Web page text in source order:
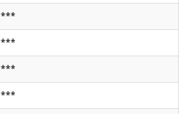
***
***
***
***